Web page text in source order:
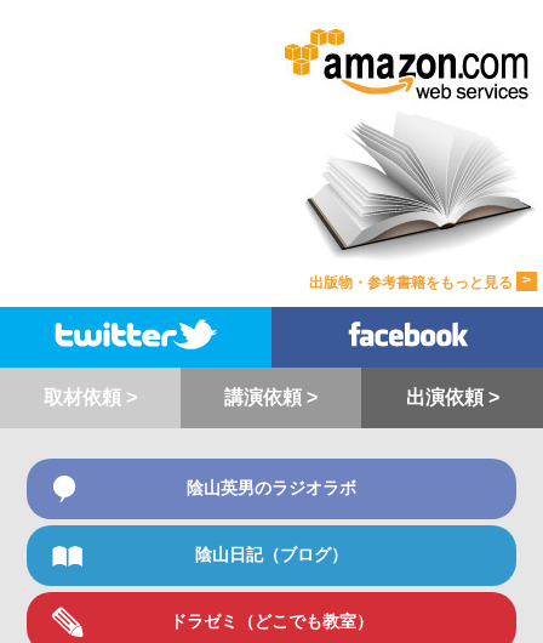
出版物・参考書籍をもっと見る >
取材依頼 > 講演依頼 > 出演依頼 >
陰山英男のラジオラボ
陰山日記（ブログ）
ドラゼミ（どこでも教室）